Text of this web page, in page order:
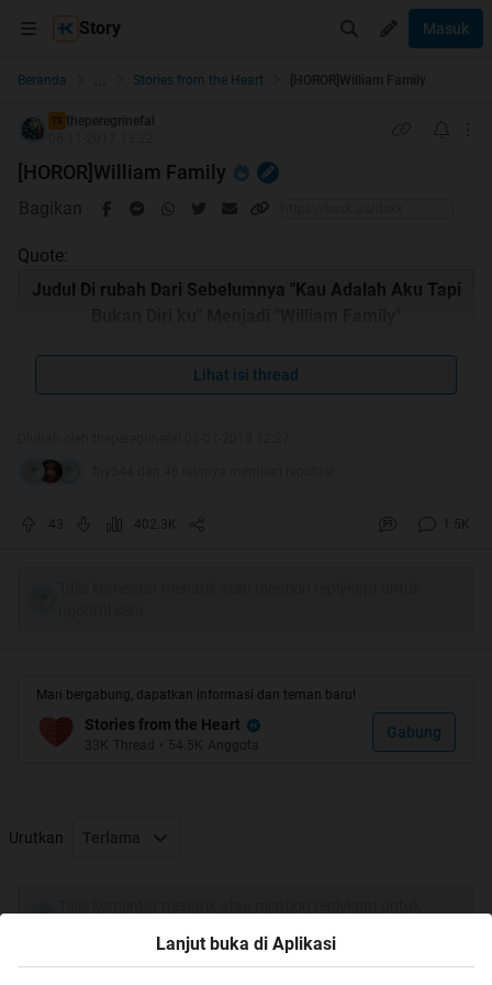
Story Masuk
Beranda ... Stories from the Heart [HOROR]William Family
TS
theperegrinefal
[HOROR]William Family
Bagikan
Quote:
Judul Di rubah Dari Sebelumnya "Kau Adalah Aku Tapi
Lihat isi thread
43 402.3K 1.5K
Mari bergabung, dapatkan informasi dan teman baru!
Stories from the Heart
33K Thread • 54.5K Anggota
Gabung
Urutkan Terlama
Lanjut buka di Aplikasi